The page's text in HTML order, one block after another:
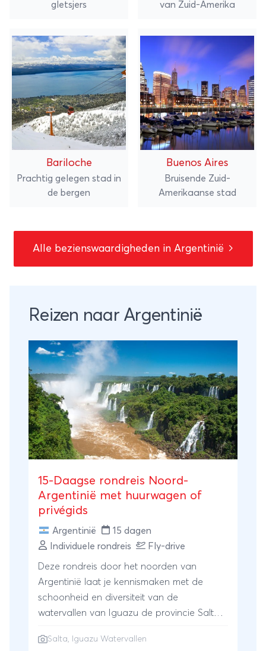
gletsjers van Zuid-Amerika
Bariloche
Prachtig gelegen stad in
de bergen
Buenos Aires
Bruisende Zuid-
Amerikaanse stad
Alle bezienswaardigheden in Argentinië
Reizen naar Argentinië
15-Daagse rondreis Noord-
Argentinië met huurwagen of
privégids
Argentinië
15 dagen
Individuele rondreis
Fly-drive
Deze rondreis door het noorden van
Argentinië laat je kennismaken met de
schoonheid en diversiteit van de
watervallen van Iguazu de provincie Salta.
spectaculaire natuur, gastronomie, kleurrijke
Salta, Iguazu Watervallen